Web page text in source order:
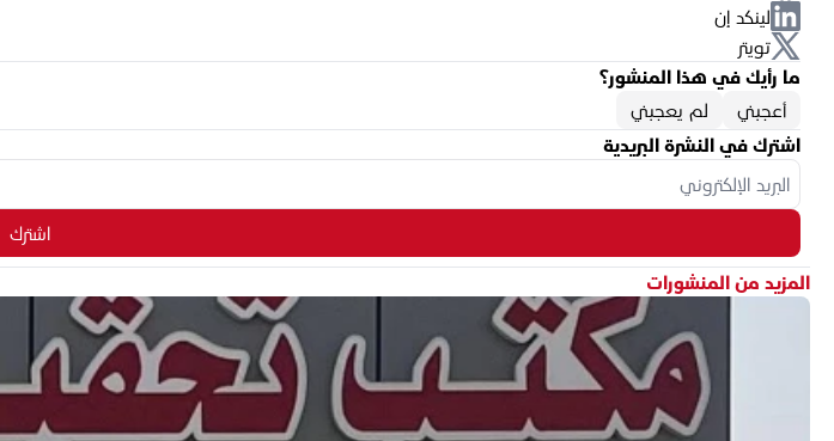
لينكد إن
تويتر
ما رأيك في هذا المنشور؟
أعجبني
لم يعجبني
اشترك في النشرة البريدية
اشترك
المزيد من المنشورات